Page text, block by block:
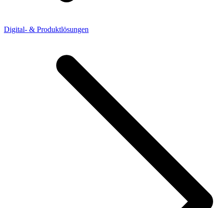
Digital- & Produktlösungen